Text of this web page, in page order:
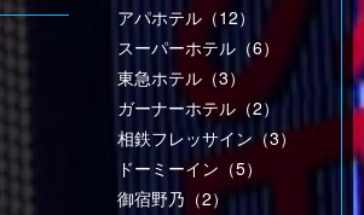
アパホテル（12）
スーパーホテル（6）
東急ホテル（3）
ガーナーホテル（2）
相鉄フレッサイン（3）
ドーミーイン（5）
御宿野乃（2）